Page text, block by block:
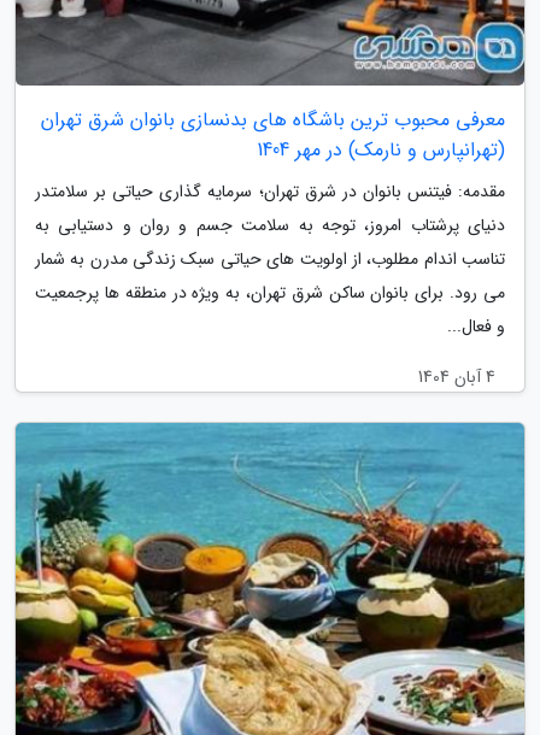
معرفی محبوب ترین باشگاه های بدنسازی بانوان شرق تهران
(تهرانپارس و نارمک) در مهر 1404
مقدمه: فیتنس بانوان در شرق تهران؛ سرمایه گذاری حیاتی بر سلامتدر
دنیای پرشتاب امروز، توجه به سلامت جسم و روان و دستیابی به
تناسب اندام مطلوب، از اولویت های حیاتی سبک زندگی مدرن به شمار
می رود. برای بانوان ساکن شرق تهران، به ویژه در منطقه ها پرجمعیت
و فعال...
4 آبان 1404